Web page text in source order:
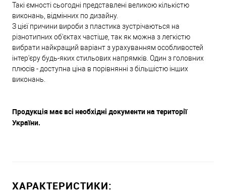
Такі ємності сьогодні представлені великою кількістю
виконань, відмінних по дизайну.
З цієї причини вироби з пластика зустрічаються на
різнотипних об'єктах частіше, так як можна з легкістю
вибрати найкращий варіант з урахуванням особливостей
інтер'єру будь-яких стильових напрямків. Один з головних
плюсів - доступна ціна в порівнянні з більшістю інших
виконань.
Продукція має всі необхідні документи на території
України.
ХАРАКТЕРИСТИКИ: